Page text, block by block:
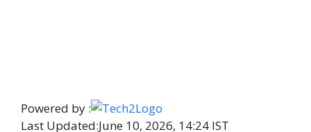
Powered by :
Last Updated:June 10, 2026, 14:24 IST